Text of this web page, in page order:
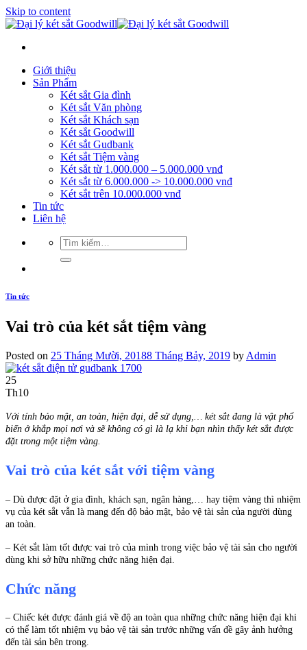
Skip to content
Giới thiệu
Sản Phẩm
Két sắt Gia đình
Két sắt Văn phòng
Két sắt Khách sạn
Két sắt Goodwill
Két sắt Gudbank
Két sắt Tiệm vàng
Két sắt từ 1.000.000 – 5.000.000 vnđ
Két sắt từ 6.000.000 -> 10.000.000 vnđ
Két sắt trên 10.000.000 vnđ
Tin tức
Liên hệ
Tin tức
Vai trò của két sắt tiệm vàng
Posted on 25 Tháng Mười, 20188 Tháng Bảy, 2019 by Admin
25
Th10
Với tính bảo mật, an toàn, hiện đại, dễ sử dụng,… két sắt đang là vật phổ
biến ở khắp mọi nơi và sẽ không có gì là lạ khi bạn nhìn thấy két sắt được
đặt trong một tiệm vàng.
Vai trò của két sắt với tiệm vàng
– Dù được đặt ở gia đình, khách sạn, ngân hàng,… hay tiệm vàng thì nhiệm
vụ của két sắt vẫn là mang đến độ bảo mật, bảo vệ tài sản của người dùng
an toàn.
– Két sắt làm tốt được vai trò của mình trong việc bảo vệ tài sản cho người
dùng khi sở hữu những chức năng hiện đại.
Chức năng
– Chiếc két được đánh giá về độ an toàn qua những chức năng hiện đại khi
có thể làm tốt nhiệm vụ bảo vệ tài sản trước những vấn đề gây ảnh hưởng
đến tài sản bên trong.